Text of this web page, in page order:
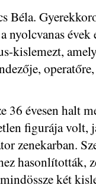
Béla.
nyolcvanas
kislemezt,
36 évesen halt
figurája volt,
zenekarban.
hasonlították,
két